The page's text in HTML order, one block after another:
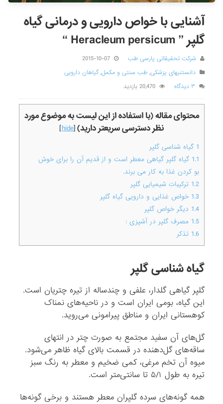
آشنایی با خواص دارویی و درمانی گیاه
گلپر ” Heracleum persicum “
شرکت تحقیقاتی پارسی طب
2015-10-07
دانستنیهای پزشکی,طب سنتی و مکمل,گیاهان دارویی
۳ دیدگاه
20,470 بازدید
محتوای مقاله (با استفاده از این لیست به موضوع مورد
نظر دسترسی سریعتر دارید)[
hide
]
1 گیاه شناسی گلپر
1.1 گیاه گلپر گیاهی معطر است و از قدیم آن را برای خوش
بو کردن غذا به کار می برند.
1.2 ترکیبات شیمیایی گلپر
1.3 خواص غذایی و دارویی گیاه گلپر
1.4 دیگر خواص گلپر
1.5 مصرف گلپر در آشپزی :
1.6 تذکر
گیاه شناسی گلپر
گلپر گیاهى گلدار، علفى و چندساله از تیره چتریان است.
این گیاه، بومى ایران است و در ناحیه‌هاى نمناک
کوهستانى ایران و مناطق پیرامونى مى‌روید.
گل‌هاى آن سفید مجتمع به صورت چتر در انتهاى
ساقه‌هاى گل‌دهنده در قسمت بالاى گیاه ظاهر مى‌شود.
میوه آن تخم مرغی، کمى ضخیم و معطر به رنگ سبز
تیره به طول ۵/۱ تا سانتى‌متر است.
همه گونه‌هاى سرده گلپران معطر هستند و برخى گونه‌ها